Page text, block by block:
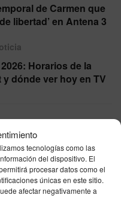
tecnologías como las
del dispositivo. El
procesar datos como el
únicas en este sitio.
afectar negativamente a
de Carmen que
libertad’ en Antena 3
Horarios de la
dónde ver hoy en TV